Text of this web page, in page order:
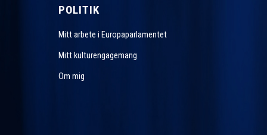
POLITIK
Mitt arbete i Europaparlamentet
Mitt kulturengagemang
Om mig